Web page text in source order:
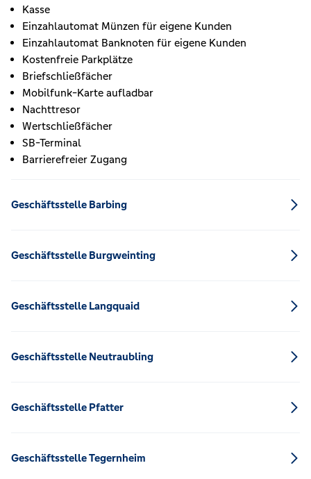
Kasse
Einzahlautomat Münzen für eigene Kunden
Einzahlautomat Banknoten für eigene Kunden
Kostenfreie Parkplätze
Briefschließfächer
Mobilfunk-Karte aufladbar
Nachttresor
Wertschließfächer
SB-Terminal
Barrierefreier Zugang
Geschäftsstelle Barbing
Geschäftsstelle Burgweinting
Geschäftsstelle Langquaid
Geschäftsstelle Neutraubling
Geschäftsstelle Pfatter
Geschäftsstelle Tegernheim